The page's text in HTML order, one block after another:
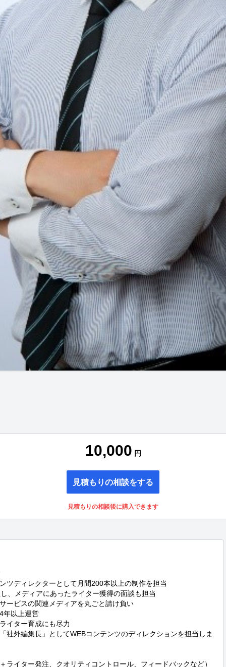
10,000 円
見積もりの相談をする
見積もりの相談後に購入できます
ツディレクターとして月間200本以上の制作を担当
、メディアにあったライター獲得の面談も担当
ービスの関連メディアを丸ごと請け負い
年以上運営
イター育成にも尽力
社外編集長」としてWEBコンテンツのディレクションを担当しま
イター発注、クオリティコントロール、フィードバックなど）